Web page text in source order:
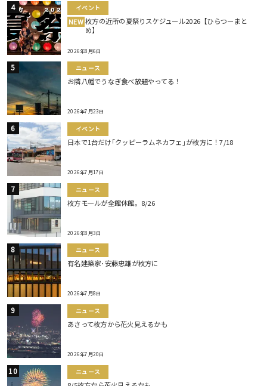
イベント
NEW 枚方の近所の夏祭りスケジュール2026【ひらつーまと
め】
2026年8月6日
ニュース
お隣八幡でうなぎ食べ放題やってる！
2026年7月23日
イベント
日本で1台だけ｢クッピーラムネカフェ｣が枚方に！7/18
2026年7月17日
ニュース
枚方モールが全館休館。8/26
2026年8月3日
ニュース
有名建築家･安藤忠雄が枚方に
2026年7月8日
ニュース
あさって枚方から花火見えるかも
2026年7月20日
ニュース